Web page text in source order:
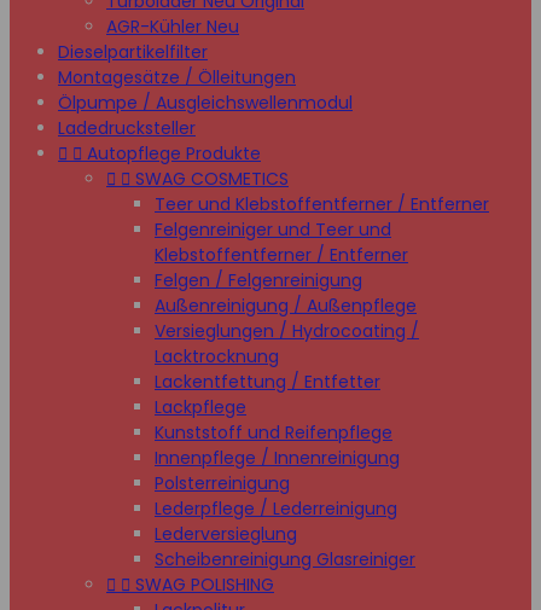
AGR-Kühler Neu
Dieselpartikelfilter
Montagesätze / Ölleitungen
Ölpumpe / Ausgleichswellenmodul
Ladedrucksteller
  Autopflege Produkte
  SWAG COSMETICS
Teer und Klebstoffentferner / Entferner
Felgenreiniger und Teer und
Klebstoffentferner / Entferner
Felgen / Felgenreinigung
Außenreinigung / Außenpflege
Versieglungen / Hydrocoating /
Lacktrocknung
Lackentfettung / Entfetter
Lackpflege
Kunststoff und Reifenpflege
Innenpflege / Innenreinigung
Polsterreinigung
Lederpflege / Lederreinigung
Lederversieglung
Scheibenreinigung Glasreiniger
  SWAG POLISHING